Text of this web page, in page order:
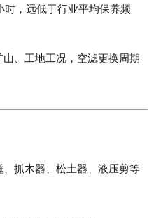
时，远低于行业平均保养频
、工地工况，空滤更换周期
抓木器、松土器、液压剪等